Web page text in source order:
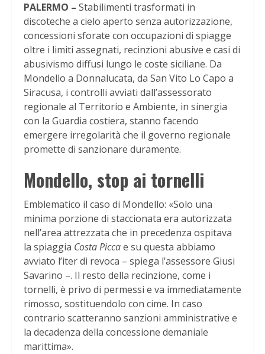
PALERMO – Stabilimenti trasformati in
discoteche a cielo aperto senza autorizzazione,
concessioni sforate con occupazioni di spiagge
oltre i limiti assegnati, recinzioni abusive e casi di
abusivismo diffusi lungo le coste siciliane. Da
Mondello a Donnalucata, da San Vito Lo Capo a
Siracusa, i controlli avviati dall’assessorato
regionale al Territorio e Ambiente, in sinergia
con la Guardia costiera, stanno facendo
emergere irregolarità che il governo regionale
promette di sanzionare duramente.
Mondello, stop ai tornelli
Emblematico il caso di Mondello: «Solo una
minima porzione di staccionata era autorizzata
nell’area attrezzata che in precedenza ospitava
la spiaggia Costa Piccae su questa abbiamo
avviato l’iter di revoca – spiega l’assessore Giusi
Savarino –. Il resto della recinzione, come i
tornelli, è privo di permessi e va immediatamente
rimosso, sostituendolo con cime. In caso
contrario scatteranno sanzioni amministrative e
la decadenza della concessione demaniale
marittima».